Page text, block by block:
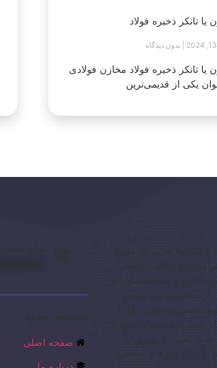
یا تانکر ذخیره فولاد
بدون دیدگاه
یا تانکر ذخیره فولاد مخازن فولادی
یکی از قدیمی‌ترین
سال‌ها تجربه در حوزه
انواع مخازن صنعتی،
و ساخت سوله و
از پیشتازان این صنعت
متخصص و مجرب ما با
پیشرفته و مواد اولیه با
تلاش است تا بهترین و
را برای نیازهای صنعتی
صفحه اصلی